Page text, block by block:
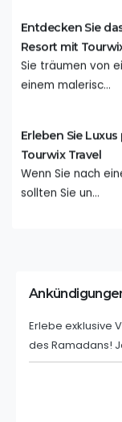
Entdecken Sie
Resort mit
Sie träumen von
einem malerisc...
Erleben Sie
Tourwix Travel
Wenn Sie nach
sollten Sie un...
seinem strahle...
Reiseführer für
Erlebe exklusive
des Ramadans!